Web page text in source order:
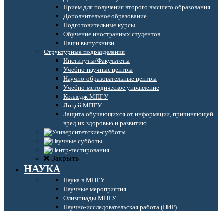
Прием для получения второго высшего образования
Дополнительное образование
Подготовительные курсы
Обучение иностранных студентов
Наши выпускники
Структурные подразделения
Институты/Факультеты
Учебно-научные центры
Научно-образовательные центры
Учебно-методическое управление
Колледж МПГУ
Лицей МПГУ
Защита обучающихся от информации, причиняющей
вред их здоровью и развитию
Закрыть
НАУКА
Наука в МПГУ
Научные мероприятия
Олимпиады МПГУ
Научно-исследовательская работа (НИР)